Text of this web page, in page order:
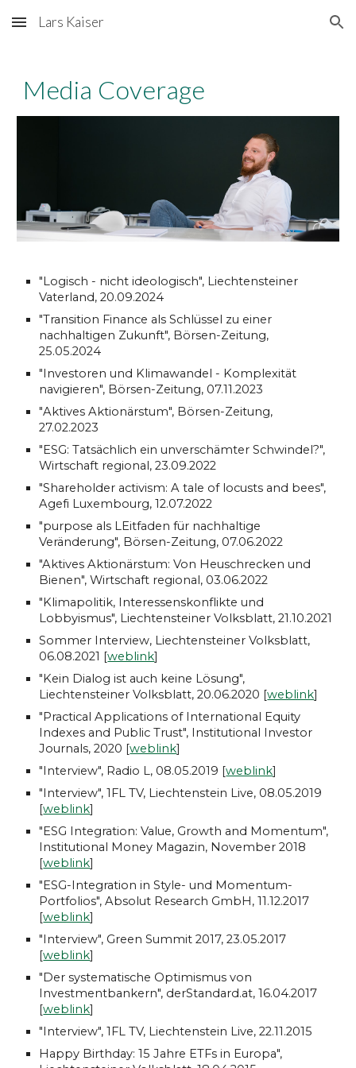
Skip to main content Skip to navigation
Lars Kaiser
Media Coverage
"Logisch - nicht ideologisch", Liechtensteiner
Vaterland, 20.09.2024
"Transition Finance als Schlüssel zu einer
nachhaltigen Zukunft", Börsen-Zeitung,
25.05.2024
"Investoren und Klimawandel - Komplexität
navigieren", Börsen-Zeitung, 07.11.2023
"Aktives Aktionärstum", Börsen-Zeitung,
27.02.2023
"ESG: Tatsächlich ein unverschämter Schwindel?",
Wirtschaft regional,23.09.2022
"Shareholder activism: A tale of locusts and bees",
Agefi Luxembourg, 12.07.2022
"purpose als LEitfaden für nachhaltige
Veränderung", Börsen-Zeitung, 07.06.2022
"Aktives Aktionärstum: Von Heuschrecken und
Bienen", Wirtschaft regional, 03.06.2022
"Klimapolitik, Interessenskonflikte und
Lobbyismus", Liechtensteiner Volksblatt, 21.10.2021
Sommer Interview, Liechtensteiner Volksblatt,
06.08.2021 [weblink]
"Kein Dialog ist auch keine Lösung",
Liechtensteiner Volksblatt, 20.06.2020 [weblink]
"Practical Applications of International Equity
Indexes and Public Trust", Institutional Investor
Journals, 2020 [weblink]
"Interview", Radio L, 08.05.2019 [weblink]
"Interview", 1FL TV, Liechtenstein Live, 08.05.2019
[weblink]
"ESG Integration: Value, Growth and Momentum",
Institutional Money Magazin, November 2018
[weblink]
"ESG-Integration in Style- und Momentum-
Portfolios", Absolut Research GmbH, 11.12.2017
[weblink]
"Interview", Green Summit 2017, 23.05.2017
[weblink]
"Der systematische Optimismus von
Investmentbankern", derStandard.at, 16.04.2017
[weblink]
"Interview", 1FL TV, Liechtenstein Live, 22.11.2015
Happy Birthday: 15 Jahre ETFs in Europa",